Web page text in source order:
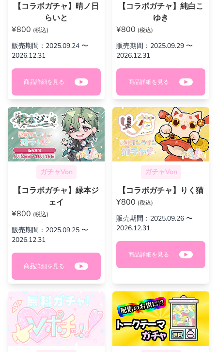
【コラボガチャ】晴ノ日
らいと
¥800 (税込)
販売期間：2025.09.24 〜
2026.12.31
商品詳細を見る
【コラボガチャ】純白こ
ゆき
¥800 (税込)
販売期間：2025.09.29 〜
2026.12.31
商品詳細を見る
ガチャVon
【コラボガチャ】緑本ジ
ェイ
¥800 (税込)
販売期間：2025.09.25 〜
2026.12.31
商品詳細を見る
ガチャVon
【コラボガチャ】りく猫
¥800 (税込)
販売期間：2025.09.26 〜
2026.12.31
商品詳細を見る